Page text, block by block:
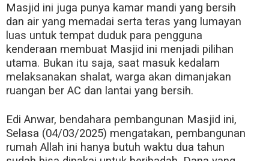
Masjid ini juga punya kamar mandi yang bersih
dan air yang memadai serta teras yang lumayan
luas untuk tempat duduk para pengguna
kenderaan membuat Masjid ini menjadi pilihan
utama. Bukan itu saja, saat masuk kedalam
melaksanakan shalat, warga akan dimanjakan
ruangan ber AC dan lantai yang bersih.
Edi Anwar, bendahara pembangunan Masjid ini,
Selasa (04/03/2025) mengatakan, pembangunan
rumah Allah ini hanya butuh waktu dua tahun